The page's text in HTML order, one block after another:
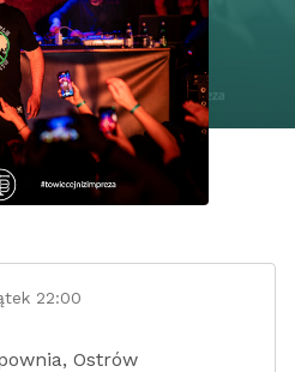
22:00
Ostrów